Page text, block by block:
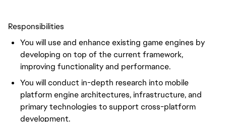
Responsibilities
You will use and enhance existing game engines by
developing on top of the current framework,
improving functionality and performance.
You will conduct in-depth research into mobile
platform engine architectures, infrastructure, and
primary technologies to support cross-platform
development.